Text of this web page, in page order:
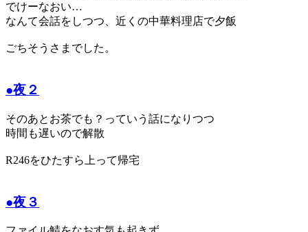
でけーなおい…
なんて会話をしつつ、近くの中華料理店で夕飯
ごちそうさまでした。
●夜２
そのあとお茶でも？っていう話になりつつ
時間も遅いので解散
R246をひたすら上って帰宅
●夜３